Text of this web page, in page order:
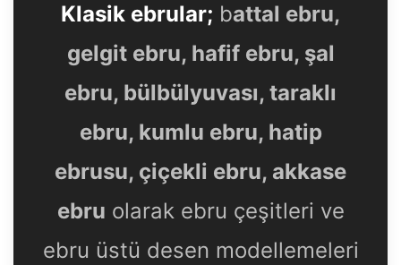
Klasik ebrular; battal ebru,
gelgit ebru, hafif ebru, şal
ebru, bülbülyuvası, taraklı
ebru, kumlu ebru, hatip
ebrusu, çiçekli ebru, akkase
ebru olarak ebru çeşitleri ve
ebru üstü desen modellemeleri